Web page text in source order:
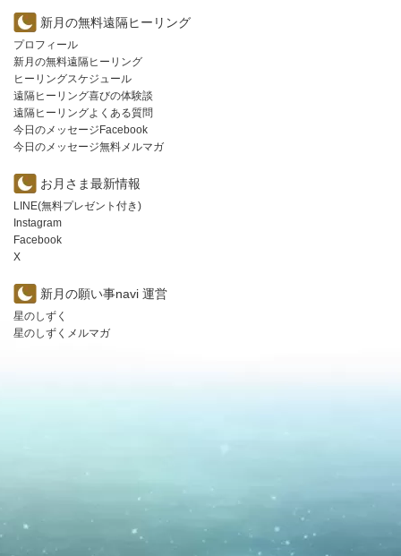
新月の無料遠隔ヒーリング
プロフィール
新月の無料遠隔ヒーリング
ヒーリングスケジュール
遠隔ヒーリング喜びの体験談
遠隔ヒーリングよくある質問
今日のメッセージFacebook
今日のメッセージ無料メルマガ
お月さま最新情報
LINE(無料プレゼント付き)
Instagram
Facebook
X
新月の願い事navi 運営
星のしずく
星のしずくメルマガ